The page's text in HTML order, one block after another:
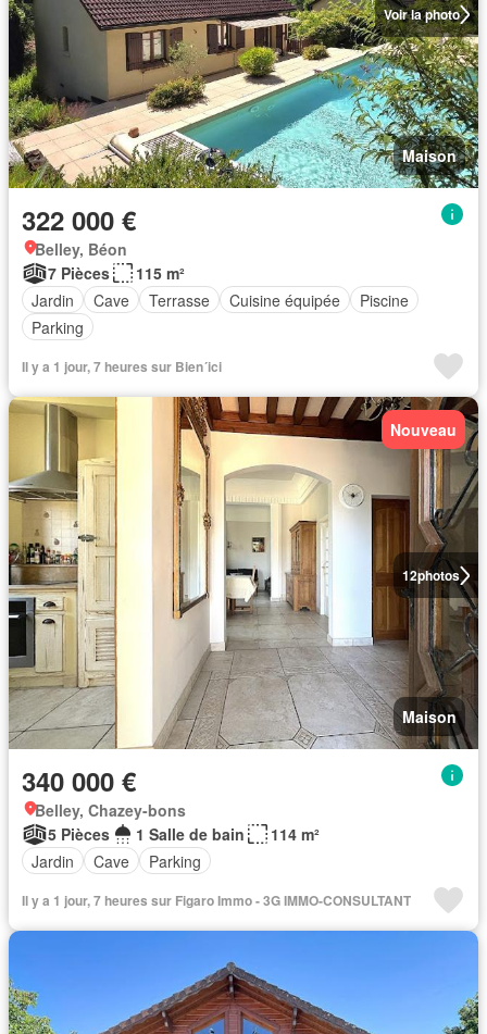
Voir la photo
Maison
322 000 €
Belley, Béon
7 Pièces
115 m²
Jardin
Cave Terrasse Cuisine équipée
Piscine
Parking
Il y a 1 jour, 7 heures sur Bien´ici
12photos
Nouveau
Maison
340 000 €
Belley, Chazey-bons
5 Pièces
1 Salle de bain
114 m²
Jardin
Cave Parking
Il y a 1 jour, 7 heures sur Figaro Immo - 3G IMMO-CONSULTANT